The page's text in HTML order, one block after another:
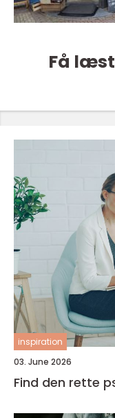
Få
inspiration
03. June 2026
Find den rette